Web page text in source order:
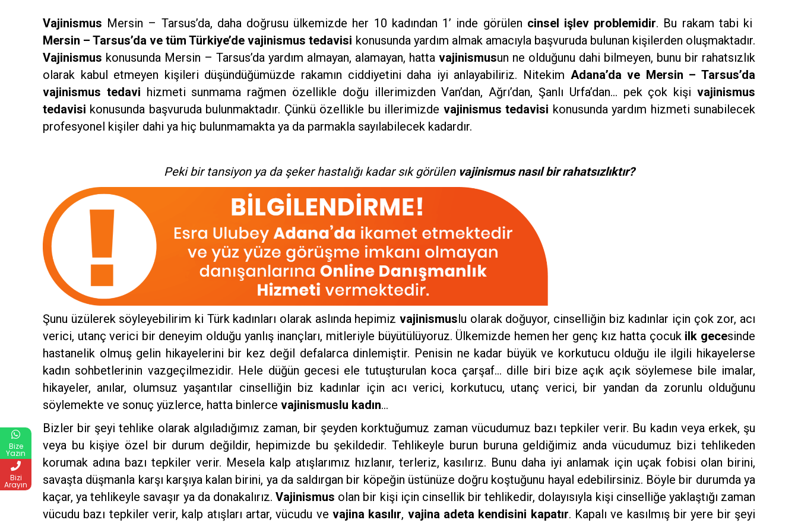
Vajinismus Mersin – Tarsus’da, daha doğrusu ülkemizde her 10 kadından 1’ inde görülen cinsel işlev problemidir. Bu rakam tabi ki
Mersin – Tarsus’da ve tüm Türkiye’de vajinismus tedavisi konusunda yardım almak amacıyla başvuruda bulunan kişilerden oluşmaktadır.
Vajinismus konusunda Mersin – Tarsus’da yardım almayan, alamayan, hatta vajinismusun ne olduğunu dahi bilmeyen, bunu bir rahatsızlık
olarak kabul etmeyen kişileri düşündüğümüzde rakamın ciddiyetini daha iyi anlayabiliriz. Nitekim Adana’da ve Mersin – Tarsus’da
vajinismus tedavi hizmeti sunmama rağmen özellikle doğu illerimizden Van’dan, Ağrı’dan, Şanlı Urfa’dan… pek çok kişivajinismus
tedavisi konusunda başvuruda bulunmaktadır. Çünkü özellikle bu illerimizde vajinismus tedavisi konusunda yardım hizmeti sunabilecek
profesyonel kişiler dahi ya hiç bulunmamakta ya da parmakla sayılabilecek kadardır.
Peki bir tansiyon ya da şeker hastalığı kadar sık görülen vajinismus nasıl bir rahatsızlıktır?
Şunu üzülerek söyleyebilirim ki Türk kadınları olarak aslında hepimiz vajinismuslu olarak doğuyor, cinselliğin biz kadınlar için çok zor, acı
verici, utanç verici bir deneyim olduğu yanlış inançları, mitleriyle büyütülüyoruz. Ülkemizde hemen her genç kız hatta çocuk ilk gecesinde
hastanelik olmuş gelin hikayelerini bir kez değil defalarca dinlemiştir. Penisin ne kadar büyük ve korkutucu olduğu ile ilgili hikayelerse
kadın sohbetlerinin vazgeçilmezidir. Hele düğün gecesi ele tutuşturulan koca çarşaf… dille biri bize açık açık söylemese bile imalar,
hikayeler, anılar, olumsuz yaşantılar cinselliğin biz kadınlar için acı verici, korkutucu, utanç verici, bir yandan da zorunlu olduğunu
söylemekte ve sonuç yüzlerce, hatta binlerce vajinismuslu kadın…
Bizler bir şeyi tehlike olarak algıladığımız zaman, bir şeyden korktuğumuz zaman vücudumuz bazı tepkiler verir. Bu kadın veya erkek, şu
veya bu kişiye özel bir durum değildir, hepimizde bu şekildedir. Tehlikeyle burun buruna geldiğimiz anda vücudumuz bizi tehlikeden
korumak adına bazı tepkiler verir. Mesela kalp atışlarımız hızlanır, terleriz, kasılırız. Bunu daha iyi anlamak için uçak fobisi olan birini,
savaşta düşmanla karşı karşıya kalan birini, ya da saldırgan bir köpeğin üstünüze doğru koştuğunu hayal edebilirsiniz. Böyle bir durumda ya
kaçar, ya tehlikeyle savaşır ya da donakalırız.Vajinismus olan bir kişi için cinsellik bir tehlikedir, dolayısıyla kişi cinselliğe yaklaştığı zaman
vücudu bazı tepkiler verir, kalp atışları artar, vücudu ve vajina kasılır, vajina adeta kendisini kapatır. Kapalı ve kasılmış bir yere bir şeyi
Bize
Yazın
Bizi
Arayın